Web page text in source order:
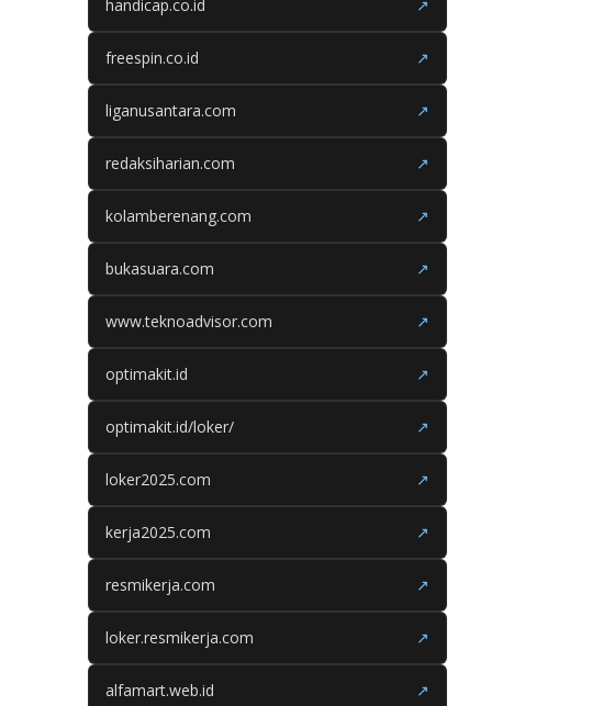
handicap.co.id ↗
freespin.co.id ↗
liganusantara.com ↗
redaksiharian.com ↗
kolamberenang.com ↗
bukasuara.com ↗
www.teknoadvisor.com ↗
optimakit.id ↗
optimakit.id/loker/ ↗
loker2025.com ↗
kerja2025.com ↗
resmikerja.com ↗
loker.resmikerja.com ↗
alfamart.web.id ↗